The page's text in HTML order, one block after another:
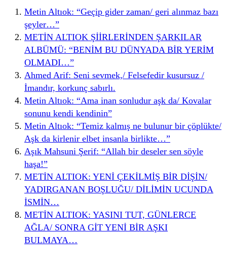
Metin Altıok: “Geçip gider zaman/ geri alınmaz bazı
şeyler…”
METİN ALTIOK ŞİİRLERİNDEN ŞARKILAR
ALBÜMÜ: “BENİM BU DÜNYADA BİR YERİM
OLMADI…”
Ahmed Arif: Seni sevmek,/ Felsefedir kusursuz /
İmandır, korkunç sabırlı.
Metin Altıok: “Ama inan sonludur aşk da/ Kovalar
sonunu kendi kendinin”
Metin Altıok: “Temiz kalmış ne bulunur bir çöplükte/
Aşk da kirlenir elbet insanla birlikte…”
Aşık Mahsuni Şerif: “Allah bir deseler sen söyle
haşa!”
METİN ALTIOK: YENİ ÇEKİLMİŞ BİR DİŞİN/
YADIRGANAN BOŞLUĞU/ DİLİMİN UCUNDA
İSMİN…
METİN ALTIOK: YASINI TUT, GÜNLERCE
AĞLA/ SONRA GİT YENİ BİR AŞKI
BULMAYA…